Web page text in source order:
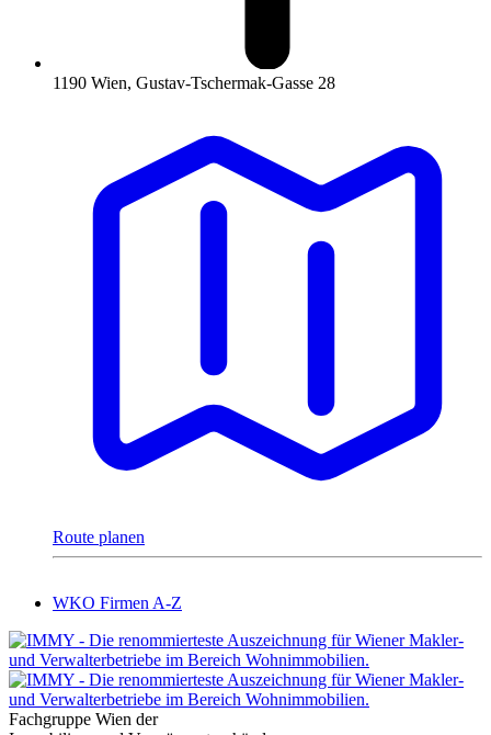
1190 Wien, Gustav-Tschermak-Gasse 28
Route planen
WKO Firmen A-Z
Fachgruppe Wien der